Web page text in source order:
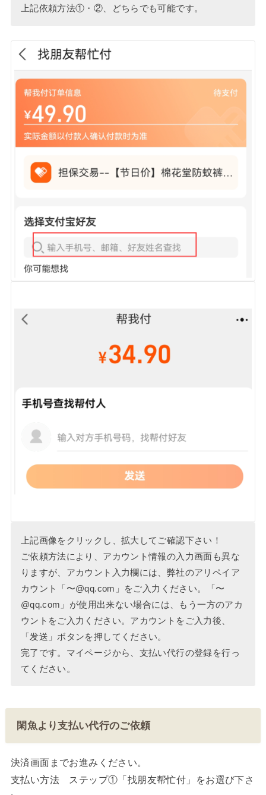
上記依頼方法①・②、どちらでも可能です。
上記画像をクリックし、拡大してご確認下さい！
ご依頼方法により、アカウント情報の入力画面も異な
りますが、アカウント入力欄には、弊社のアリペイア
カウント「〜@qq.com」をご入力ください。「〜
@qq.com」が使用出来ない場合には、もう一方のアカ
ウントをご入力ください。アカウントをご入力後、
「发送」ボタンを押してください。
完了です。マイページから、支払い代行の登録を行っ
てください。
閑魚より支払い代行のご依頼
決済画面までお進みください。
支払い方法 ステップ①「找朋友帮忙付」をお選び下さ